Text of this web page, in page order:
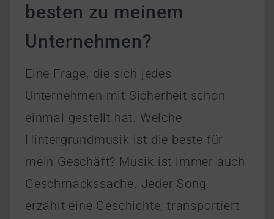
besten zu meinem
Unternehmen?
Eine Frage, die sich jedes
Unternehmen mit Sicherheit schon
einmal gestellt hat. Welche
Hintergrundmusik ist die beste für
mein Geschäft? Musik ist immer auch
Geschmackssache. Jeder Song
erzählt eine Geschichte, transportiert